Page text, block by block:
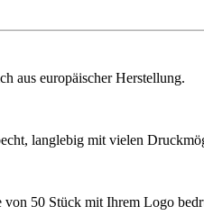
aus europäischer Herstellung.
langlebig mit vielen
50 Stück mit Ihrem Logo